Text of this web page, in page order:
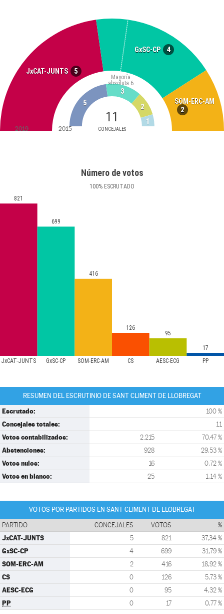
JxCAT-JUNTS 5
GxSC-CP 4
SOM-ERC-AM
2
11
CONCEJALES
Mayoría
absoluta 6
5
3
2
1
2019 2015
Número de votos
100% ESCRUTADO
JxCAT-JUNTS GxSC-CP SOM-ERC-AM CS AESC-ECG PP
821
699
416
126
95
17
RESUMEN DEL ESCRUTINIO DE SANT CLIMENT DE LLOBREGAT
Escrutado: 100 %
Concejales totales: 11
Votos contabilizados: 2.215 70,47 %
Abstenciones: 928 29,53 %
Votos nulos: 16 0,72 %
Votos en blanco: 25 1,14 %
VOTOS POR PARTIDOS EN SANT CLIMENT DE LLOBREGAT
PARTIDO CONCEJALES VOTOS %
JxCAT-JUNTS 5 821 37,34 %
GxSC-CP 4 699 31,79 %
SOM-ERC-AM 2 416 18,92 %
CS 0 126 5,73 %
AESC-ECG 0 95 4,32 %
PP 0 17 0,77 %